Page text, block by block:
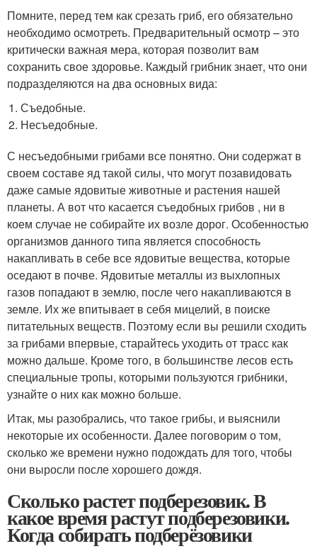
Помните, перед тем как срезать гриб, его обязательно
необходимо осмотреть. Предварительный осмотр – это
критически важная мера, которая позволит вам
сохранить свое здоровье. Каждый грибник знает, что они
подразделяются на два основных вида:
Съедобные.
Несъедобные.
С несъедобными грибами все понятно. Они содержат в
своем составе яд такой силы, что могут позавидовать
даже самые ядовитые животные и растения нашей
планеты. А вот что касается съедобных грибов , ни в
коем случае не собирайте их возле дорог. Особенностью
организмов данного типа является способность
накапливать в себе все ядовитые вещества, которые
оседают в почве. Ядовитые металлы из выхлопных
газов попадают в землю, после чего накапливаются в
земле. Их же впитывает в себя мицелий, в поиске
питательных веществ. Поэтому если вы решили сходить
за грибами впервые, старайтесь уходить от трасс как
можно дальше. Кроме того, в большинстве лесов есть
специальные тропы, которыми пользуются грибники,
узнайте о них как можно больше.
Итак, мы разобрались, что такое грибы, и выяснили
некоторые их особенности. Далее поговорим о том,
сколько же времени нужно подождать для того, чтобы
они выросли после хорошего дождя.
Сколько растет подберезовик. В
какое время растут подберезовики.
Когда собирать подберёзовики